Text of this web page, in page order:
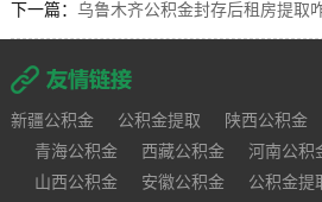
下一篇： 乌鲁木齐公积金封存后租房提取
新疆公积金 公积金提取 陕西公积金
青海公积金
西藏公积金 河南公积
山西公积金
安徽公积金 公积金提